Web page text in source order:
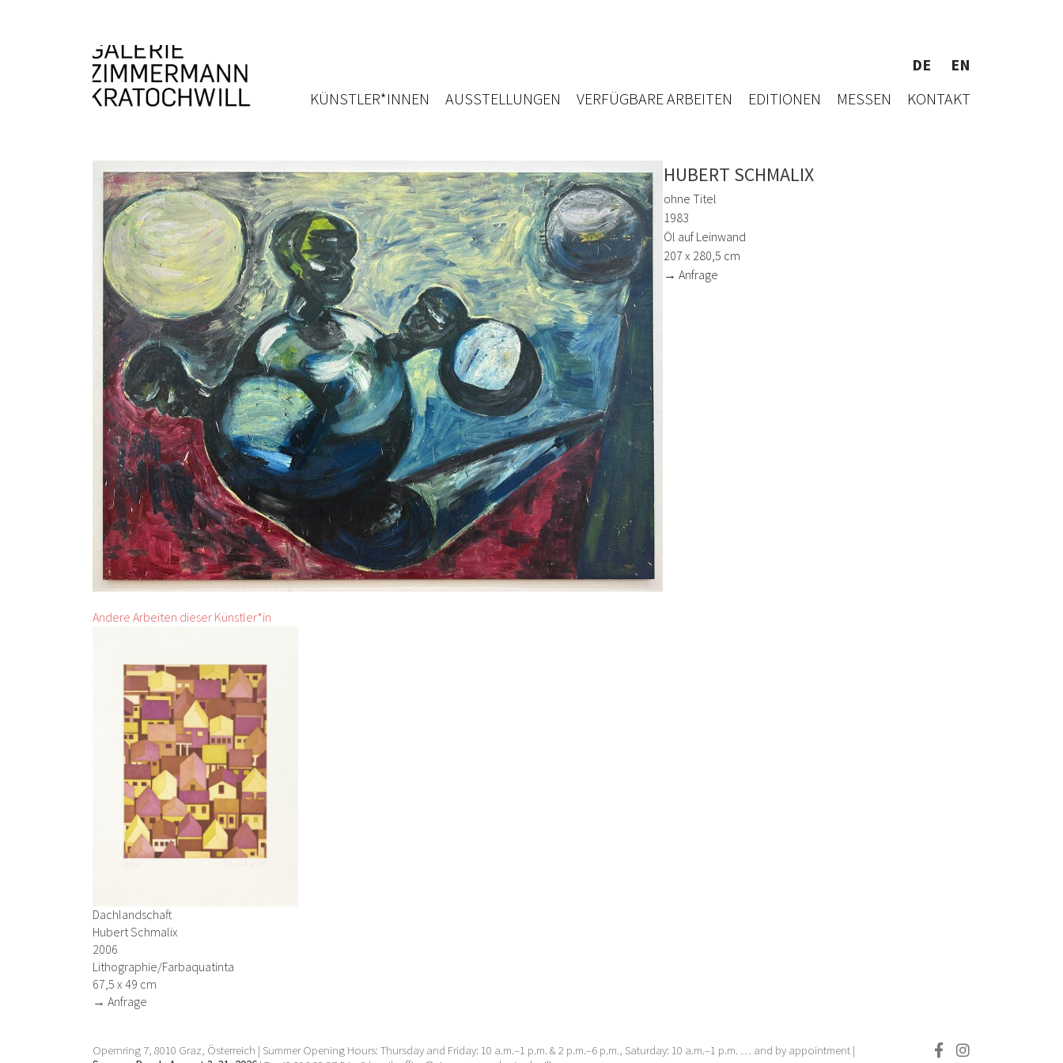
DE
EN
KÜNSTLER*INNEN
AUSSTELLUNGEN VERFÜGBARE ARBEITEN EDITIONEN MESSEN KONTAKT
HUBERT SCHMALIX
ohne Titel
1983
Öl auf Leinwand
207 x 280,5 cm
→ Anfrage
Andere Arbeiten dieser Künstler*in
Dachlandschaft
Hubert Schmalix
2006
Lithographie/Farbaquatinta
67,5 x 49 cm
→ Anfrage
Opernring 7, 8010 Graz, Österreich | Summer Opening Hours: Thursday and Friday: 10 a.m.–1 p.m. & 2 p.m.–6 p.m., Saturday: 10 a.m.–1 p.m. … and by appointment |